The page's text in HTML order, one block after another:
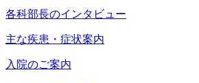
各科部長のインタビュー
主な疾患・症状案内
入院のご案内